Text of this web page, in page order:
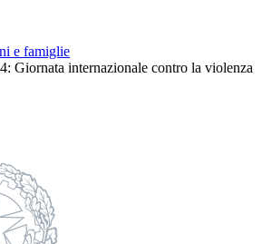
e famiglie
Giornata internazionale contro la violenza